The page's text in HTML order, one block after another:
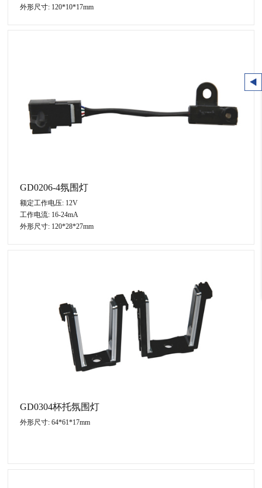
外形尺寸: 120*10*17mm
GD0206-4氛围灯
额定工作电压: 12V
工作电流: 16-24mA
外形尺寸: 120*28*27mm
GD0304杯托氛围灯
外形尺寸: 64*61*17mm